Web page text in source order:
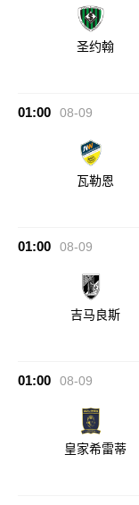
圣约翰
01:00 08-09
瓦勒恩
01:00 08-09
吉马良斯
01:00 08-09
皇家希雷蒂